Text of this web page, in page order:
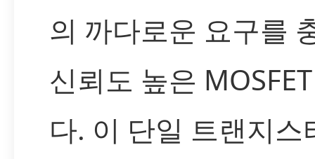
의 까다로운 요구를
신뢰도 높은
다. 이 단일 트랜지스